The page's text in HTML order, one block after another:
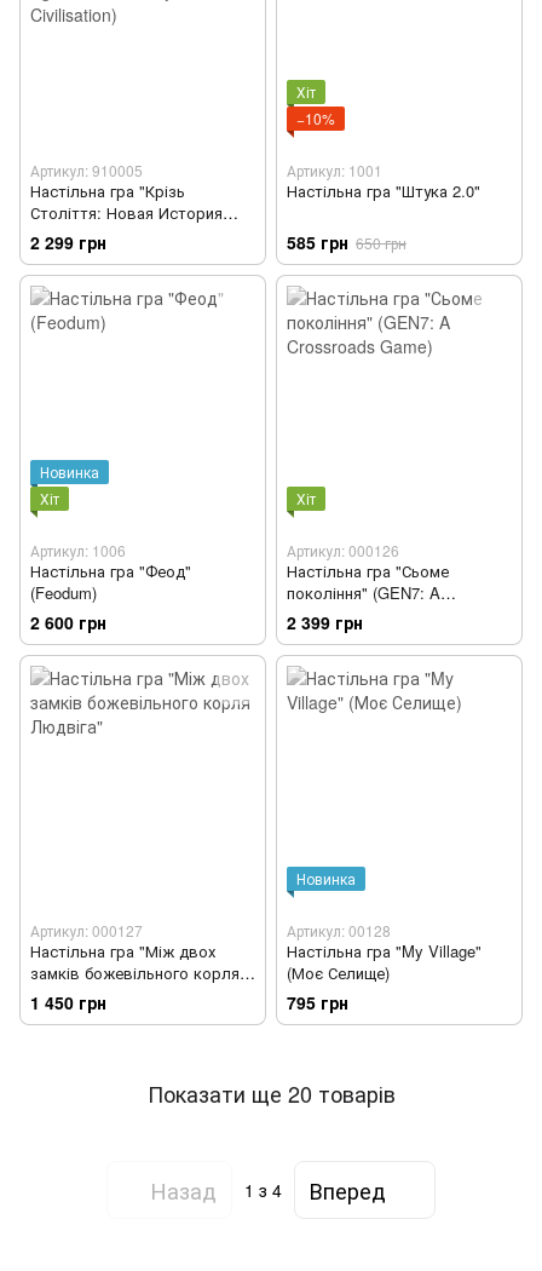
Артикул: 910005
Настільна гра "Крізь
Століття: Новая История
Цивілізації" (Through the Ages:
A New Story of Civilisation)
2 299 грн
Хіт
−10%
Артикул: 1001
Настільна гра "Штука 2.0"
585 грн 650 грн
Новинка
Хіт
Артикул: 1006
Настільна гра "Феод"
(Feodum)
2 600 грн
Хіт
Артикул: 000126
Настільна гра "Сьоме
покоління" (GEN7: A
Crossroads Game)
2 399 грн
Артикул: 000127
Настільна гра "Між двох
замків божевільного корля
Людвіга"
1 450 грн
Новинка
Артикул: 00128
Настільна гра "My Village"
(Моє Селище)
795 грн
Показати ще 20 товарів
Назад 1 з 4 Вперед